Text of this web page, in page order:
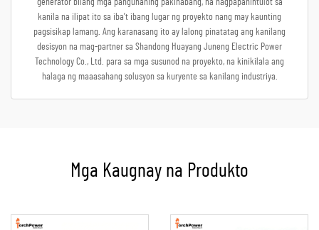
kanila na ilipat ito sa iba't ibang lugar ng proyekto nang may kaunting
pagsisikap lamang. Ang karanasang ito ay lalong pinatatag ang kanilang
desisyon na mag-partner sa Shandong Huayang Juneng Electric Power
Technology Co., Ltd. para sa mga susunod na proyekto, na kinikilala ang
halaga ng maaasahang solusyon sa kuryente sa kanilang industriya.
Mga Kaugnay na Produkto